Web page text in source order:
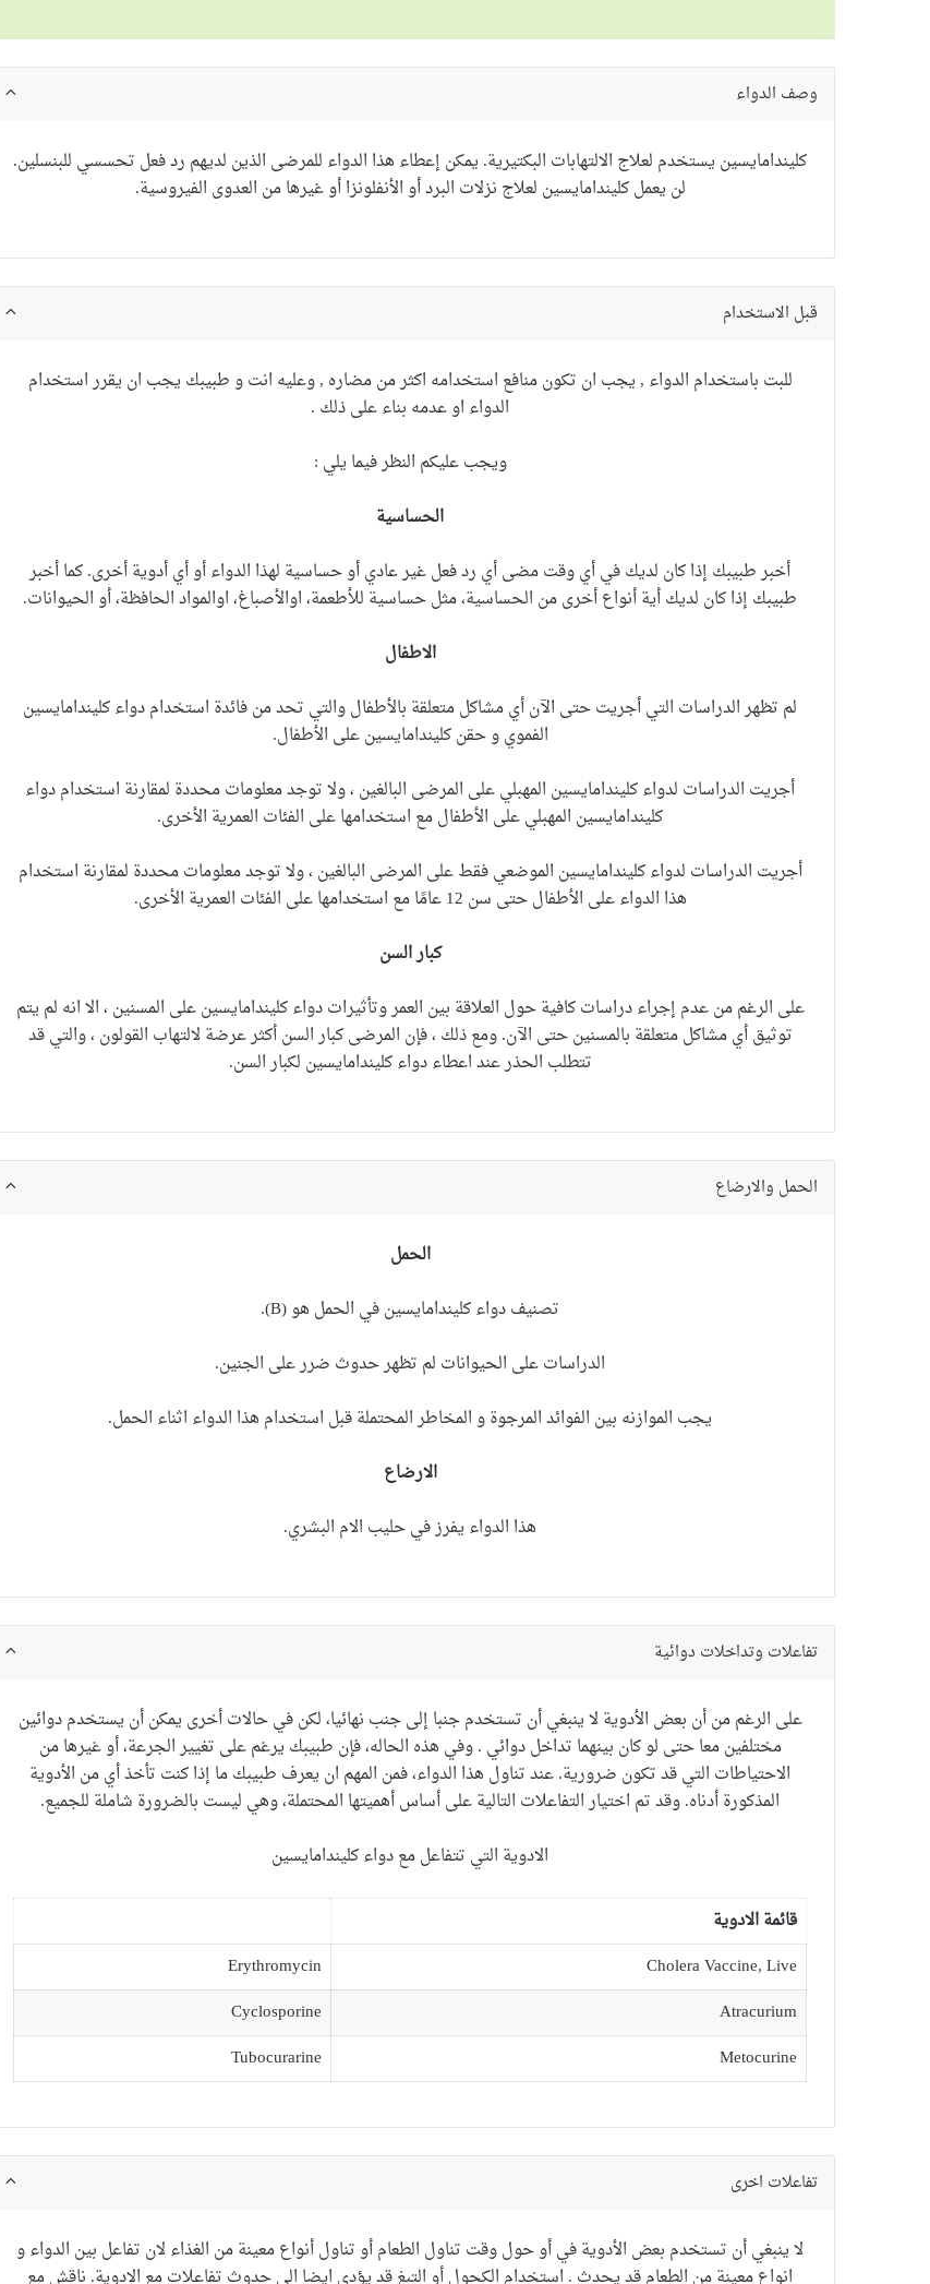
وصف الدواء
كليندامايسين يستخدم لعلاج الالتهابات البكتيرية. يمكن إعطاء هذا الدواء للمرضى الذين لديهم رد فعل تحسسي للبنسلين.
لن يعمل كليندامايسين لعلاج نزلات البرد أو الأنفلونزا أو غيرها من العدوى الفيروسية.
قبل الاستخدام
للبت باستخدام الدواء , يجب ان تكون منافع استخدامه اكثر من مضاره , وعليه انت و طبيبك يجب ان يقرر استخدام
الدواء او عدمه بناء على ذلك .
ويجب عليكم النظر فيما يلي :
الحساسية
أخبر طبيبك إذا كان لديك في أي وقت مضى أي رد فعل غير عادي أو حساسية لهذا الدواء أو أي أدوية أخرى.كما أخبر
طبيبك إذا كان لديك أية أنواع أخرى من الحساسية، مثل حساسية للأطعمة، اوالأصباغ، اوالمواد الحافظة، أو الحيوانات.
الاطفال
لم تظهر الدراسات التي أجريت حتى الآن أي مشاكل متعلقة بالأطفال والتي تحد من فائدة استخدام دواء كليندامايسين
الفموي و حقن كليندامايسين على الأطفال.
أجريت الدراسات لدواء كليندامايسين المهبلي على المرضى البالغين ، ولا توجد معلومات محددة لمقارنة استخدام دواء
كليندامايسين المهبلي على الأطفال مع استخدامها على الفئات العمرية الأخرى.
أجريت الدراسات لدواء كليندامايسين الموضعي فقط على المرضى البالغين ، ولا توجد معلومات محددة لمقارنة استخدام
هذا الدواء على الأطفال حتى سن 12 عامًا مع استخدامها على الفئات العمرية الأخرى.
كبار السن
على الرغم من عدم إجراء دراسات كافية حول العلاقة بين العمر وتأثيرات دواء كليندامايسين على المسنين ، الا انه لم يتم
توثيق أي مشاكل متعلقة بالمسنين حتى الآن.ومع ذلك ، فإن المرضى كبار السن أكثر عرضة لالتهاب القولون ، والتي قد
تتطلب الحذر عند اعطاء دواء كليندامايسين لكبار السن.
الحمل والارضاع
الحمل
تصنيفدواء كليندامايسينفي الحمل هو (B).
الدراسات على الحيوانات لم تظهر حدوث ضرر على الجنين.
يجب الموازنه بين الفوائد المرجوة و المخاطر المحتملة قبل استخدام هذا الدواء اثناء الحمل.
الارضاع
هذا الدواء يفرز في حليب الام البشري.
تفاعلات وتداخلات دوائية
على الرغم من أن بعض الأدويةلا ينبغي أن تستخدمجنبا إلى جنب نهائيا،لكن في حالات أخرى يمكن أن يستخدمدوائين
مختلفينمعاحتى لوكان بينهما تداخل دوائي . وفي هذه الحاله، فإن طبيبك يرغم على تغييرالجرعة،أوغيرها من
الاحتياطات التيقد تكون ضرورية.عندتناول هذا الدواء، فمن المهم ان يعرف طبيبكما إذاكنت تأخذ أيمن الأدوية
المذكورةأدناه.وقد تم اختيارالتفاعلات التاليةعلى أساسأهميتها المحتملة، وهي ليست بالضرورة شاملة للجميع.
الادوية التي تتفاعل مع دواء كليندامايسين
قائمة الادوية
Cholera Vaccine, Live
Erythromycin
Atracurium
Cyclosporine
Metocurine
Tubocurarine
تفاعلات اخرى
لا ينبغي أن تستخدم بعض الأدوية في أو حول وقت تناول الطعام أو تناول أنواع معينة من الغذاء لان تفاعل بين الدواء و